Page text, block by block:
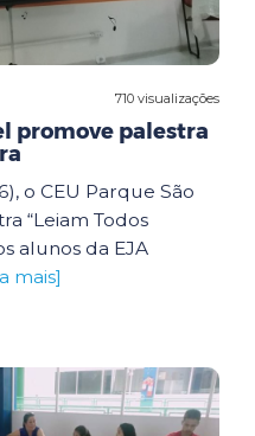
710 visualizações
promove palestra
o CEU Parque São
“Leiam Todos
alunos da EJA
mais]